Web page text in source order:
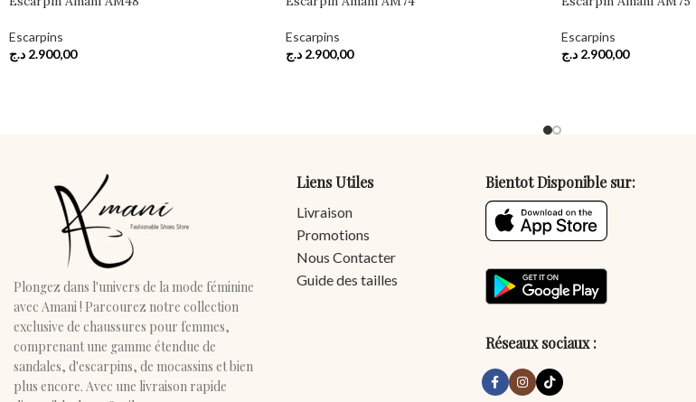
Escarpins
2.900,00 د.ج
Escarpins
2.900,00 د.ج
Escarpins
2.900,00 د.ج
Plongez dans l'univers de la mode féminine
avec Amani ! Parcourez notre collection
exclusive de chaussures pour femmes,
comprenant une gamme étendue de
sandales, d'escarpins, de mocassins et bien
plus encore. Avec une livraison rapide
Liens Utiles
Livraison
Promotions
Nous Contacter
Guide des tailles
Bientot Disponible sur:
Réseaux sociaux :